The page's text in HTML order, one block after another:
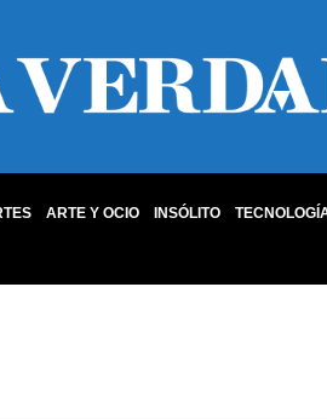
ARTE Y OCIO INSÓLITO